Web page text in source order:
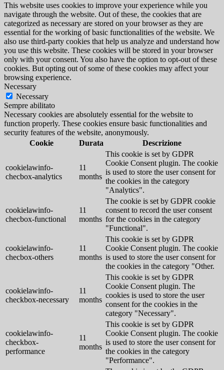
This website uses cookies to improve your experience while you
navigate through the website. Out of these, the cookies that are
categorized as necessary are stored on your browser as they are
essential for the working of basic functionalities of the website. We
also use third-party cookies that help us analyze and understand how
you use this website. These cookies will be stored in your browser
only with your consent. You also have the option to opt-out of these
cookies. But opting out of some of these cookies may affect your
browsing experience.
Necessary
Necessary
Sempre abilitato
Necessary cookies are absolutely essential for the website to
function properly. These cookies ensure basic functionalities and
security features of the website, anonymously.
Cookie
Durata Descrizione
cookielawinfo-
checbox-analytics
11
months
This cookie is set by GDPR
Cookie Consent plugin. The cookie
is used to store the user consent for
the cookies in the category
"Analytics".
cookielawinfo-
checbox-functional
11
months
The cookie is set by GDPR cookie
consent to record the user consent
for the cookies in the category
"Functional".
cookielawinfo-
checbox-others
11
months
This cookie is set by GDPR
Cookie Consent plugin. The cookie
is used to store the user consent for
the cookies in the category "Other.
cookielawinfo-
checkbox-necessary
11
months
This cookie is set by GDPR
Cookie Consent plugin. The
cookies is used to store the user
consent for the cookies in the
category "Necessary".
cookielawinfo-
checkbox-
performance
11
months
This cookie is set by GDPR
Cookie Consent plugin. The cookie
is used to store the user consent for
the cookies in the category
"Performance".